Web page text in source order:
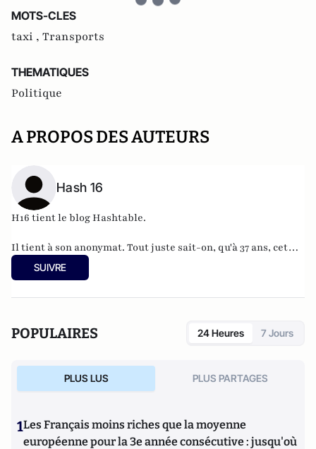
MOTS-CLES
taxi , Transports
THEMATIQUES
Politique
A PROPOS DES AUTEURS
Hash 16
H16 tient le blogHashtable.
Il tient à son anonymat. Tout juste sait-on, qu'à 37 ans, cet
informaticien à l'humour acerbe habite en Belgique et
travaille pour"une grosse boutique qui produit, gère et
SUIVRE
POPULAIRES 24 Heures 7 Jours
PLUS LUS PLUS PARTAGES
1Les Français moins riches que la moyenne
européenne pour la 3e année consécutive : jusqu'où